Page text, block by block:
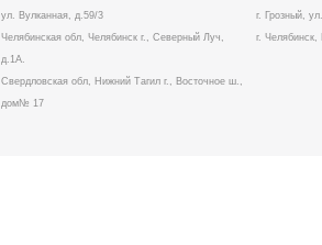
ул. Вулканная, д.59/3
Челябинская обл, Челябинск г., Северный Луч,
д.1А.
Свердловская обл, Нижний Тагил г., Восточное ш.,
дом№ 17
г. Грозный,
г.